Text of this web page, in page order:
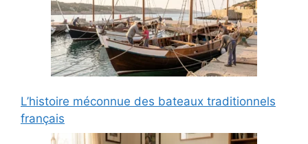
L’histoire méconnue des bateaux traditionnels
français